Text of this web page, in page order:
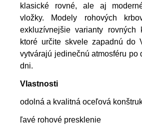
klasické rovné, ale aj
vložky. Modely rohových
exkluzívnejšie varianty rovných
ktoré určite skvele zapadnú do
vytvárajú jedinečnú atmosféru po
dni.
Vlastnosti
odolná a kvalitná oceľová
ľavé rohové presklenie